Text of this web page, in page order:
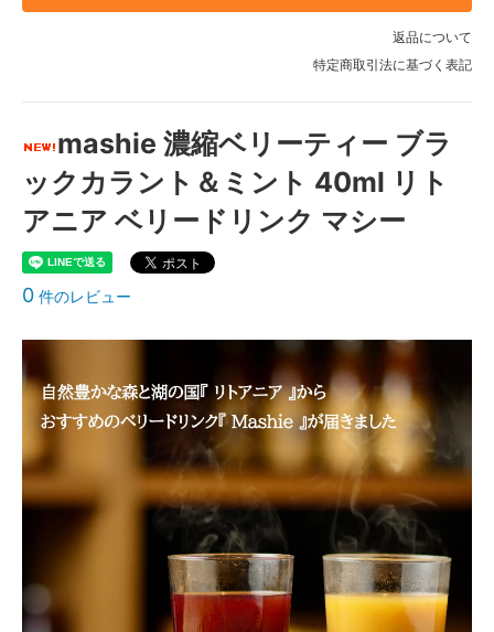
返品について
特定商取引法に基づく表記
mashie 濃縮ベリーティー ブラ
ックカラント＆ミント 40ml リト
アニア ベリードリンク マシー
0 件のレビュー